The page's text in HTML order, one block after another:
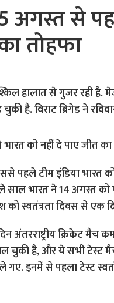
अगस्त से
तोहफा
हालात से गुजर रही
है. विराट ब्रिगेड ने
पहले टीम इंडिया भारत
साल भारत ने 14 अगस्त
स्वतंत्रता दिवस से एक
अंतरराष्ट्रीय क्रिकेट
खेल चुकी है, और ये सभी टेस्ट
इनमें से पहला टेस्ट